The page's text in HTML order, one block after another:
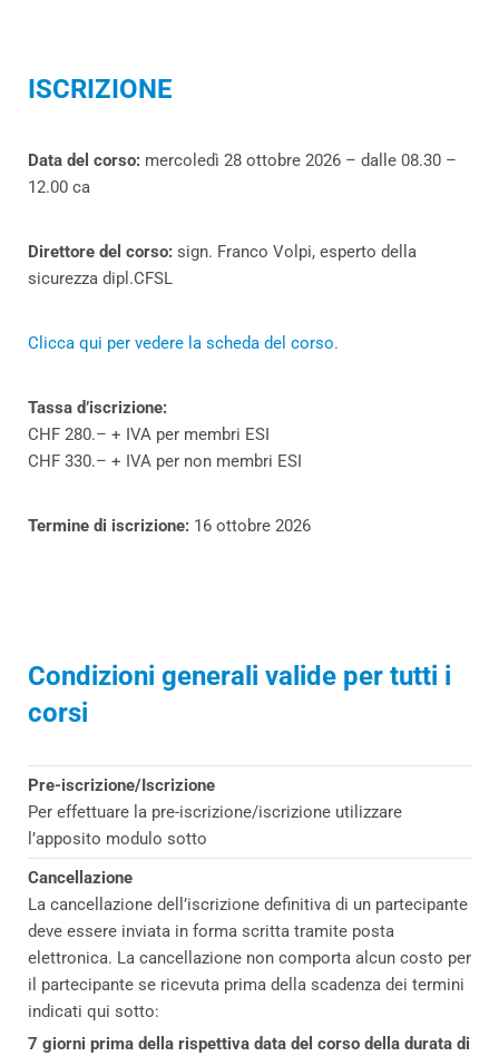
ISCRIZIONE
Data del corso: mercoledì 28 ottobre 2026 – dalle 08.30 –
12.00 ca
Direttore del corso: sign. Franco Volpi, esperto della
sicurezza dipl.CFSL
Clicca qui per vedere la scheda del corso.
Tassa d’iscrizione:
CHF 280.– + IVA per membri ESI
CHF 330.– + IVA per non membri ESI
Termine di iscrizione: 16 ottobre 2026
Condizioni generali valide per tutti i
corsi
Pre-iscrizione/Iscrizione
Per effettuare la pre-iscrizione/iscrizione utilizzare
l’apposito modulo sotto
Cancellazione
La cancellazione dell’iscrizione definitiva di un partecipante
deve essere inviata in forma scritta tramite posta
elettronica. La cancellazione non comporta alcun costo per
il partecipante se ricevuta prima della scadenza dei termini
indicati qui sotto:
7 giorni prima della rispettiva data del corso della durata di